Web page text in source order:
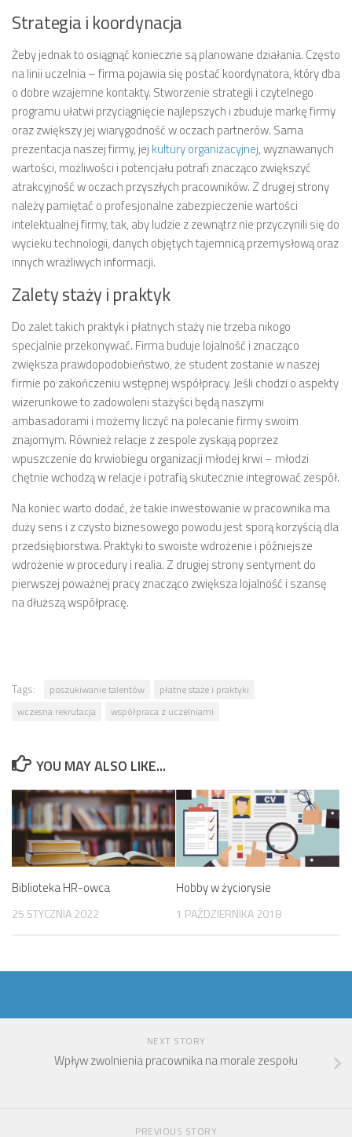
Strategia i koordynacja
Żeby jednak to osiągnąć konieczne są planowane działania. Często
na linii uczelnia – firma pojawia się postać koordynatora, który dba
o dobre wzajemne kontakty. Stworzenie strategii i czytelnego
programu ułatwi przyciągnięcie najlepszych i zbuduje markę firmy
oraz zwiększy jej wiarygodność w oczach partnerów. Sama
prezentacja naszej firmy, jej kultury organizacyjnej, wyznawanych
wartości, możliwości i potencjału potrafi znacząco zwiększyć
atrakcyjność w oczach przyszłych pracowników. Z drugiej strony
należy pamiętać o profesjonalne zabezpieczenie wartości
intelektualnej firmy, tak, aby ludzie z zewnątrz nie przyczynili się do
wycieku technologii, danych objętych tajemnicą przemysłową oraz
innych wrażliwych informacji.
Zalety staży i praktyk
Do zalet takich praktyk i płatnych staży nie trzeba nikogo
specjalnie przekonywać. Firma buduje lojalność i znacząco
zwiększa prawdopodobieństwo, że student zostanie w naszej
firmie po zakończeniu wstępnej współpracy. Jeśli chodzi o aspekty
wizerunkowe to zadowoleni stażyści będą naszymi
ambasadorami i możemy liczyć na polecanie firmy swoim
znajomym. Również relacje z zespole zyskają poprzez
wpuszczenie do krwiobiegu organizacji młodej krwi – młodzi
chętnie wchodzą w relacje i potrafią skutecznie integrować zespół.
Na koniec warto dodać, że takie inwestowanie w pracownika ma
duży sens i z czysto biznesowego powodu jest sporą korzyścią dla
przedsiębiorstwa. Praktyki to swoiste wdrożenie i późniejsze
wdrożenie w procedury i realia. Z drugiej strony sentyment do
pierwszej poważnej pracy znacząco zwiększa lojalność i szansę
na dłuższą współpracę.
Tags: poszukiwanie talentów
płatne staże i praktyki
wczesna rekrutacja
współpraca z uczelniami
YOU MAY ALSO LIKE...
Biblioteka HR-owca
25 STYCZNIA 2022
Hobby w życiorysie
1 PAŹDZIERNIKA 2018
NEXT STORY
Wpływ zwolnienia pracownika na morale zespołu
PREVIOUS STORY